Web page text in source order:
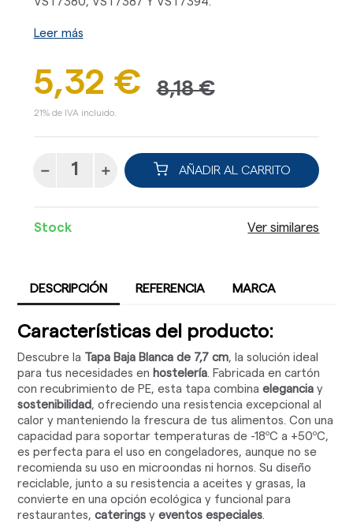
Leer más
5,32 € 8,18 €
21% de IVA incluido.
AÑADIR AL CARRITO
Stock Ver similares
DESCRIPCIÓN REFERENCIA MARCA
Características del producto:
Descubre la Tapa Baja Blanca de 7,7 cm, la solución ideal
para tus necesidades en hostelería. Fabricada en cartón
con recubrimiento de PE, esta tapa combinaelegancia y
sostenibilidad , ofreciendo una resistencia excepcional al
calor y manteniendo la frescura de tus alimentos. Con una
capacidad para soportar temperaturas de -18ºC a +50ºC,
es perfecta para el uso en congeladores, aunque no se
recomienda su uso en microondas ni hornos. Su diseño
reciclable, junto a su resistencia a aceites y grasas, la
convierte en una opción ecológica y funcional para
restaurantes,caterings yeventos especiales.